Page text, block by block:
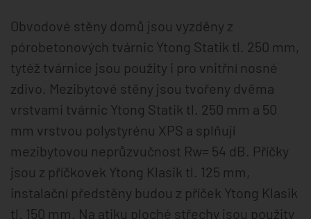
Obvodové stěny domů jsou vyzděny z
pórobetonových tvárnic Ytong Statik tl. 250 mm,
tytéž tvárnice jsou použity i pro vnitřní nosné
zdivo. Mezibytové stěny jsou tvořeny dvěma
vrstvami tvárnic Ytong Statik tl. 250 mm a 50
mm vrstvou polystyrénu XPS a splňují
mezibytovou neprůzvučnost Rw= 54 dB. Příčky
jsou z příčkovek Ytong Klasik tl. 125 mm,
instalační předstěny budou z příček Ytong Klasik
tl. 150 mm. Na atiku ploché střechy jsou použity